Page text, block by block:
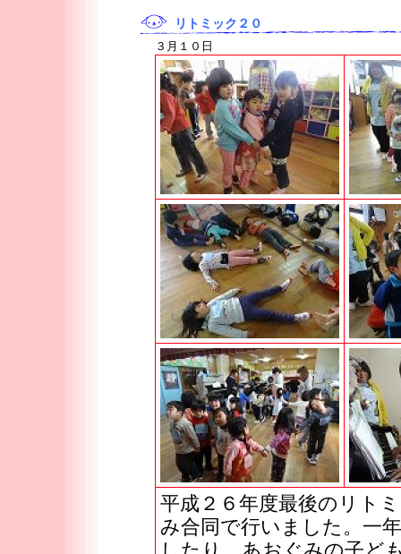
リトミック２０
３月１０日
平成２６年度最後のリト
み合同で行いました。一